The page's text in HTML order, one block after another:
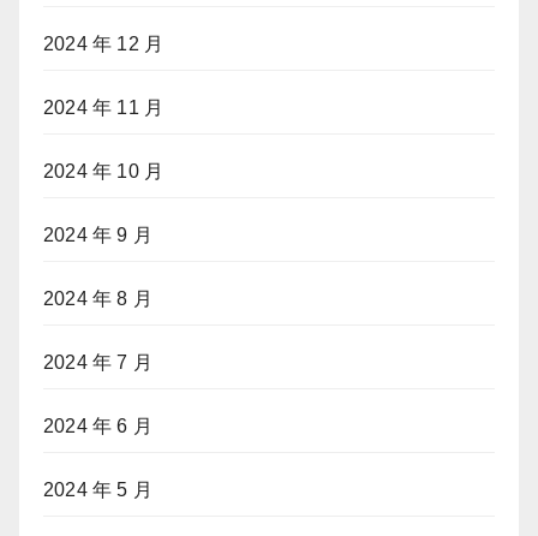
2024 年 12 月
2024 年 11 月
2024 年 10 月
2024 年 9 月
2024 年 8 月
2024 年 7 月
2024 年 6 月
2024 年 5 月